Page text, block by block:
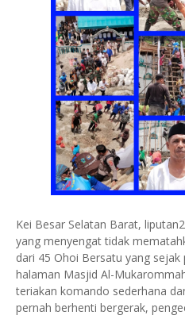
Kei Besar Selatan Barat,
yang menyengat tidak
dari 45 Ohoi Bersatu yang
halaman Masjid Al-
teriakan komando sederhana
pernah berhenti bergerak,